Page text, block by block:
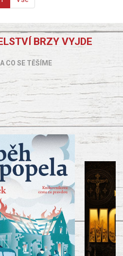
BRZY VYJDE
CO SE TĚŠÍME